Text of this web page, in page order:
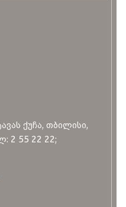
ქუჩა, თბილისი,
2 55 22 22;